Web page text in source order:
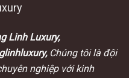
Linh Luxury,
Chúng tôi là đội
nghiệp với kinh